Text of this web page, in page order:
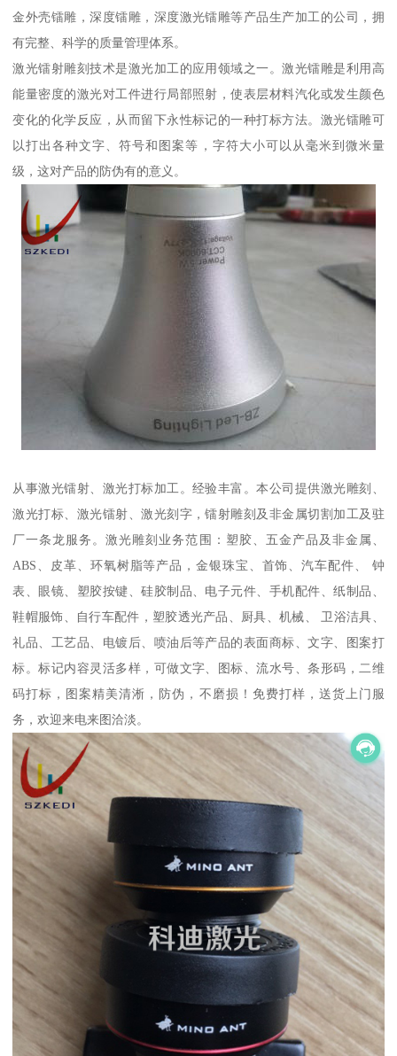
金外壳镭雕，深度镭雕，深度激光镭雕等产品生产加工的公司，拥
有完整、科学的质量管理体系。
激光镭射雕刻技术是激光加工的应用领域之一。激光镭雕是利用高
能量密度的激光对工件进行局部照射，使表层材料汽化或发生颜色
变化的化学反应，从而留下永性标记的一种打标方法。激光镭雕可
以打出各种文字、符号和图案等，字符大小可以从毫米到微米量
级，这对产品的防伪有的意义。
从事激光镭射、激光打标加工。经验丰富。本公司提供激光雕刻、
激光打标、激光镭射、激光刻字，镭射雕刻及非金属切割加工及驻
厂一条龙服务。激光雕刻业务范围：塑胶、五金产品及非金属、
ABS、皮革、环氧树脂等产品，金银珠宝、首饰、汽车配件、 钟
表、眼镜、塑胶按键、硅胶制品、电子元件、手机配件、纸制品、
鞋帽服饰、自行车配件，塑胶透光产品、厨具、机械、 卫浴洁具、
礼品、工艺品、电镀后、喷油后等产品的表面商标、文字、图案打
标。标记内容灵活多样，可做文字、图标、流水号、条形码，二维
码打标，图案精美清淅，防伪，不磨损！免费打样，送货上门服
务，欢迎来电来图洽淡。